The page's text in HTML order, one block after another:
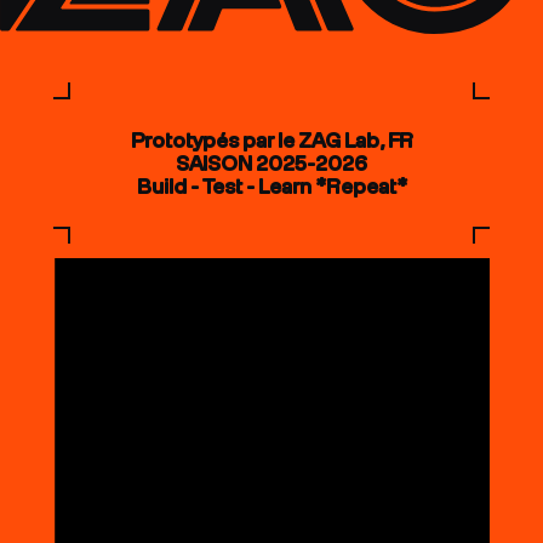
Prototypés par le ZAG Lab, FR
SAISON 2025-2026
Build - Test - Learn *Repeat*